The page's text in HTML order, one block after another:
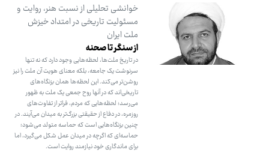
خوانشی تحلیلی از نسبت هنر، روایت و
مسئولیت تاریخی در امتداد خیزش
ملت ایران
از سنگر تا صحنه
در تاریخ ملت‌ها، لحظه‌هایی وجود دارد که نه تنها
سرنوشت یک جامعه، بلکه معنای هویت آن ملت را نیز
روشن‌تر می‌کند. این لحظه‌ها همان بزنگاه‌های
تاریخی‌اند که در آنها روح جمعی یک ملت به ظهور
می‌رسد؛ لحظه‌هایی که مردم، فراتر از تفاوت‌های
روزمره، در دفاع از حقیقتی بزرگ‌تر به میدان می‌آیند. در
چنین بزنگاه‌هایی است که حماسه متولد می‌شود؛
حماسه‌ای که اگرچه در میدان عمل شکل می‌گیرد، اما
برای ماندگاری خود نیازمند روایت است.